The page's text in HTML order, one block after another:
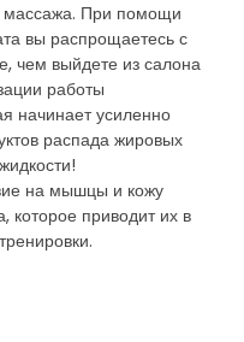
массажа. При помощи
вы распрощаетесь с
чем выйдете из салона
работы
начинает усиленно
распада жировых
на мышцы и кожу
которое приводит их в